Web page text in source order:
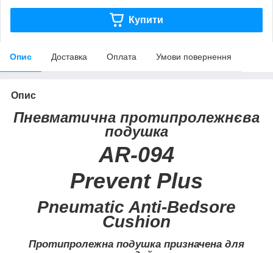
Купити
Опис Доставка Оплата Умови повернення
Опис
Пневматична протипролежнєва
подушка
AR-094
Prevent Plus
Pneumatic Anti-Bedsore
Cushion
Протипролежна подушка призначена для